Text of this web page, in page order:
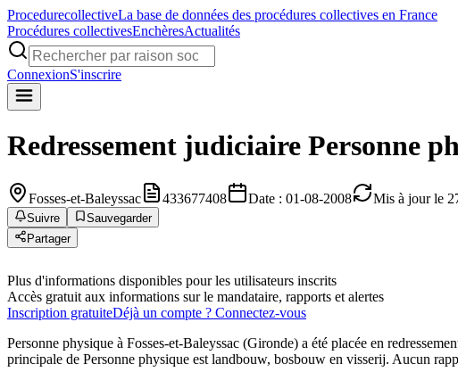
ProcedurecollectiveLa base de données des procédures collectives en France
Procédures collectivesEnchèresActualités
ConnexionS'inscrire
Redressement judiciaire Personne
Fosses-et-Baleyssac 433677408 Date : 01-08-2008 Mis à jour le
Suivre
Sauvegarder
Partager
Plus d'informations disponibles pour les utilisateurs inscrits
Accès gratuit aux informations sur le mandataire, rapports et alertes
Inscription gratuiteDéjà un compte ? Connectez-vous
Personne physique à Fosses-et-Baleyssac (Gironde) a été placée en
principale de Personne physique est landbouw, bosbouw en visserij. Aucun